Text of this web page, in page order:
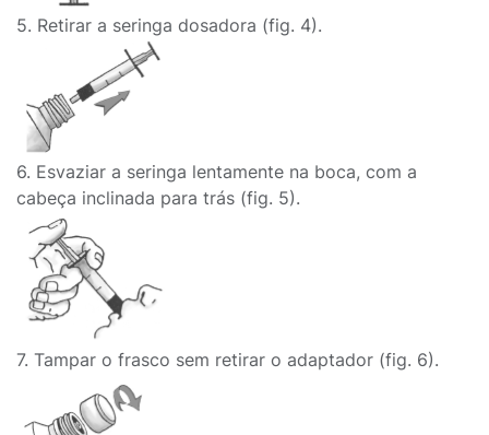
5. Retirar a seringa dosadora (fig. 4).
6. Esvaziar a seringa lentamente na boca, com a
cabeça inclinada para trás (fig. 5).
7. Tampar o frasco sem retirar o adaptador (fig. 6).